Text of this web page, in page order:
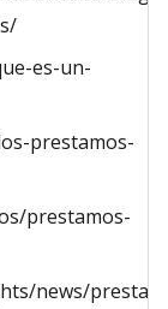
es-un-
prestamos-
prestamos-
news/